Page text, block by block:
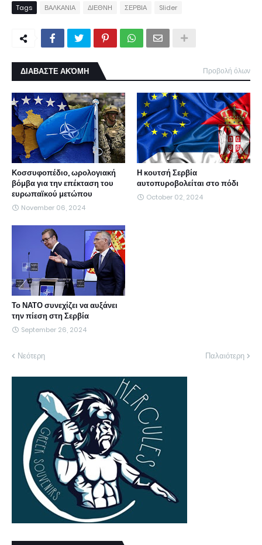
Tags ΒΑΛΚΑΝΙΑ ΔΙΕΘΝΗ ΣΕΡΒΙΑ Slider
ΔΙΑΒΑΣΤΕ ΑΚΌΜΗ Προβολή όλων
Κοσσυφοπέδιο, ωρολογιακή
βόμβα για την επέκταση του
ευρωπαϊκού μετώπου
November 06, 2024
Η κουτσή Σερβία
αυτοπυροβολείται στο πόδι
October 02, 2024
Το ΝΑΤΟ συνεχίζει να αυξάνει
την πίεση στη Σερβία
September 26, 2024
Νεότερη Παλαιότερη